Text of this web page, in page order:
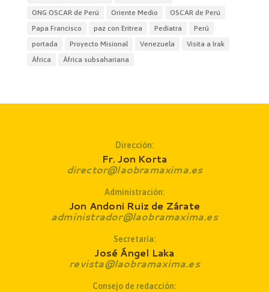
ONG OSCAR de Perú
Oriente Medio
OSCAR de Perú
Papa Francisco
paz con Eritrea Pediatra
Perú
portada
Proyecto Misional Venezuela
Visita a Irak
África
África subsahariana
Dirección:
Fr. Jon Korta
director@laobramaxima.es
Administración:
Jon Andoni Ruiz de Zárate
administrador@laobramaxima.es
Secretaría:
José Ángel Laka
revista@laobramaxima.es
Consejo de redacción: